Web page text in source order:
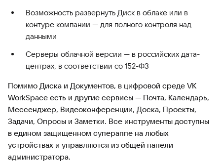
Возможность развернуть Диск в облаке или в
контуре компании — для полного контроля над
данными
Серверы облачной версии — в российских дата-
центрах, в соответствии со 152-ФЗ
Помимо Диска и Документов, в цифровой среде VK
WorkSpace есть и другие сервисы — Почта, Календарь,
Мессенджер, Видеоконференции, Доска, Проекты,
Задачи, Опросы и Заметки. Все инструменты доступны
в едином защищенном супераппе на любых
устройствах и управляются из общей панели
администратора.